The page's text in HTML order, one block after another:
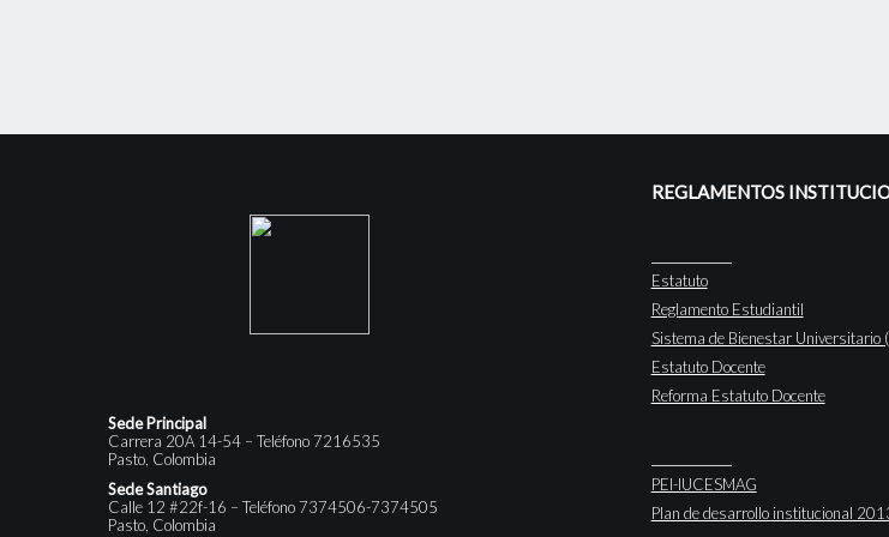
Sede Principal
Carrera 20A 14-54 – Teléfono 7216535
Pasto, Colombia
Sede Santiago
Calle 12 #22f-16 – Teléfono 7374506-7374505
Pasto, Colombia
REGLAMENTOS
Estatuto
Reglamento Estudiantil
Sistema de Bienestar Universitario
Estatuto Docente
Reforma Estatuto Docente
PEI-IUCESMAG
Plan de desarrollo institucional